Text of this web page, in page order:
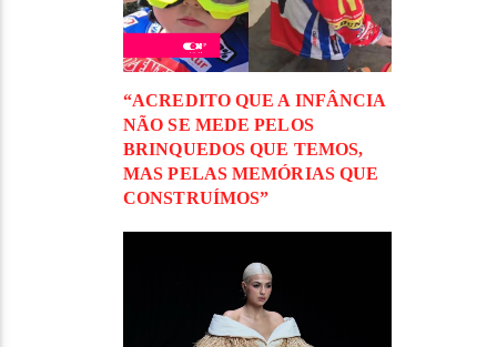
“ACREDITO QUE A INFÂNCIA
NÃO SE MEDE PELOS
BRINQUEDOS QUE TEMOS,
MAS PELAS MEMÓRIAS QUE
CONSTRUÍMOS”